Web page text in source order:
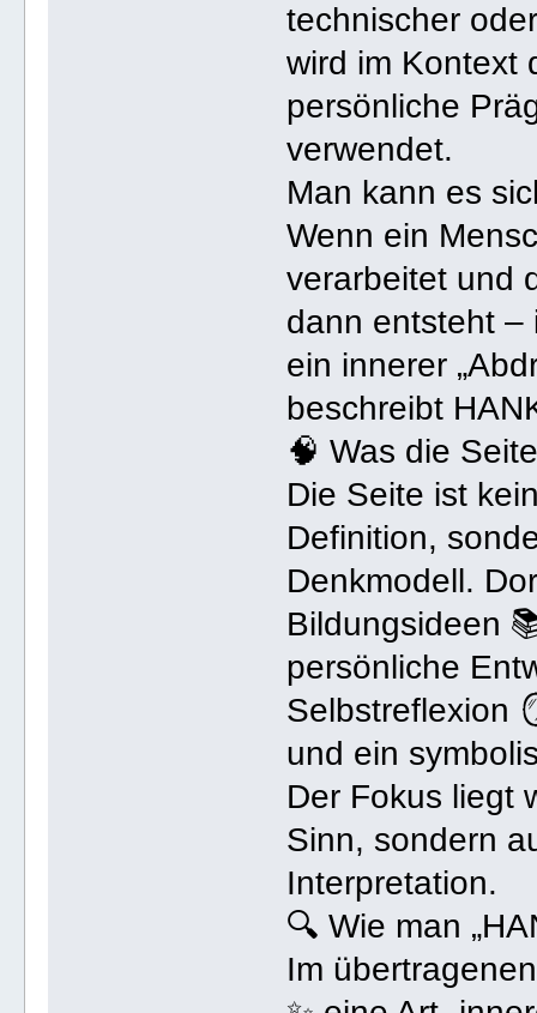
technischer
wird im Kontext
persönliche
verwendet.
Man kann es
Wenn ein
verarbeitet und
dann entsteht –
ein innerer
beschreibt
🧠 Was die
Die Seite ist
Definition,
Denkmodell.
Bildungsideen
persönliche
Selbstreflexion
und ein
Der Fokus liegt
Sinn, sondern
Interpretation.
🔍 Wie man
Im